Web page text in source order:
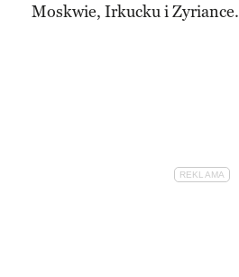
Moskwie, Irkucku i Zyriance.